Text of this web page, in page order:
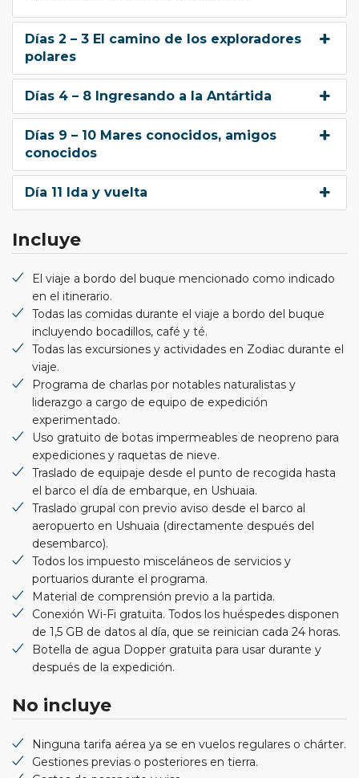
Días 2 – 3 El camino de los exploradores
polares
Días 4 – 8 Ingresando a la Antártida
Días 9 – 10 Mares conocidos, amigos
conocidos
Día 11 Ida y vuelta
Incluye
El viaje a bordo del buque mencionado como indicado
en el itinerario.
Todas las comidas durante el viaje a bordo del buque
incluyendo bocadillos, café y té.
Todas las excursiones y actividades en Zodiac durante el
viaje.
Programa de charlas por notables naturalistas y
liderazgo a cargo de equipo de expedición
experimentado.
Uso gratuito de botas impermeables de neopreno para
expediciones y raquetas de nieve.
Traslado de equipaje desde el punto de recogida hasta
el barco el día de embarque, en Ushuaia.
Traslado grupal con previo aviso desde el barco al
aeropuerto en Ushuaia (directamente después del
desembarco).
Todos los impuesto misceláneos de servicios y
portuarios durante el programa.
Material de comprensión previo a la partida.
Conexión Wi-Fi gratuita. Todos los huéspedes disponen
de 1,5 GB de datos al día, que se reinician cada 24 horas.
Botella de agua Dopper gratuita para usar durante y
después de la expedición.
No incluye
Ninguna tarifa aérea ya se en vuelos regulares o chárter.
Gestiones previas o posteriores en tierra.